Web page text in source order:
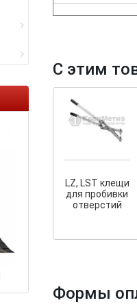
Ликвидация
Саморезы
HARPOON EURO
остатков по
С этим
LZ, LST клещи
для пробивки
отверстий
Формы